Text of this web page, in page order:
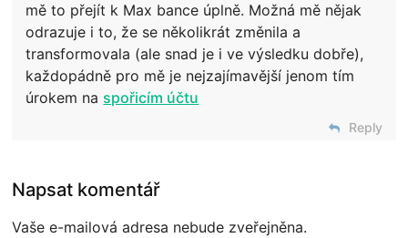
mě to přejít k Max bance úplně. Možná mě nějak
odrazuje i to, že se několikrát změnila a
transformovala (ale snad je i ve výsledku dobře),
každopádně pro mě je nejzajímavější jenom tím
úrokem na spořicím účtu
Reply
Napsat komentář
Vaše e-mailová adresa nebude zveřejněna.